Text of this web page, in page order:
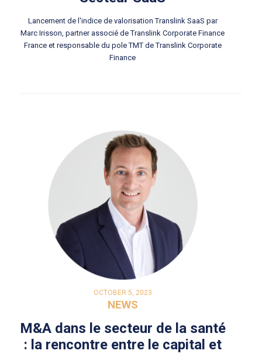
Lancement de l'indice de valorisation Translink SaaS par
Marc Irisson, partner associé de Translink Corporate Finance
France et responsable du pole TMT de Translink Corporate
Finance
OCTOBER 5, 2023
NEWS
M&A dans le secteur de la santé
: la rencontre entre le capital et